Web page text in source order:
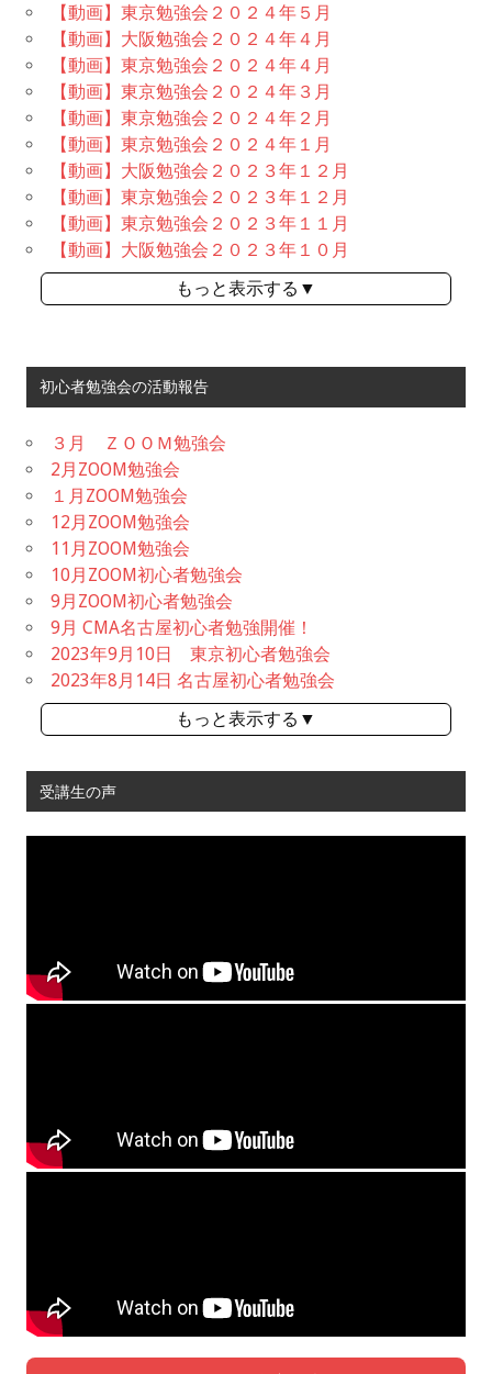
【動画】東京勉強会２０２４年５月
【動画】大阪勉強会２０２４年４月
【動画】東京勉強会２０２４年４月
【動画】東京勉強会２０２４年３月
【動画】東京勉強会２０２４年２月
【動画】東京勉強会２０２４年１月
【動画】大阪勉強会２０２３年１２月
【動画】東京勉強会２０２３年１２月
【動画】東京勉強会２０２３年１１月
【動画】大阪勉強会２０２３年１０月
もっと表示する▼
初心者勉強会の活動報告
３月 ＺＯＯＭ勉強会
2月ZOOM勉強会
１月ZOOM勉強会
12月ZOOM勉強会
11月ZOOM勉強会
10月ZOOM初心者勉強会
9月ZOOM初心者勉強会
9月 CMA名古屋初心者勉強開催！
2023年9月10日 東京初心者勉強会
2023年8月14日 名古屋初心者勉強会
もっと表示する▼
受講生の声